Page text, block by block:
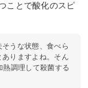
ことで酸化のスピ
うな状態、食べら
りますよね。そん
調理して殺菌する